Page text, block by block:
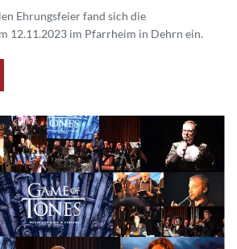
Ehrungsfeier fand sich die
12.11.2023 im Pfarrheim in Dehrn ein.